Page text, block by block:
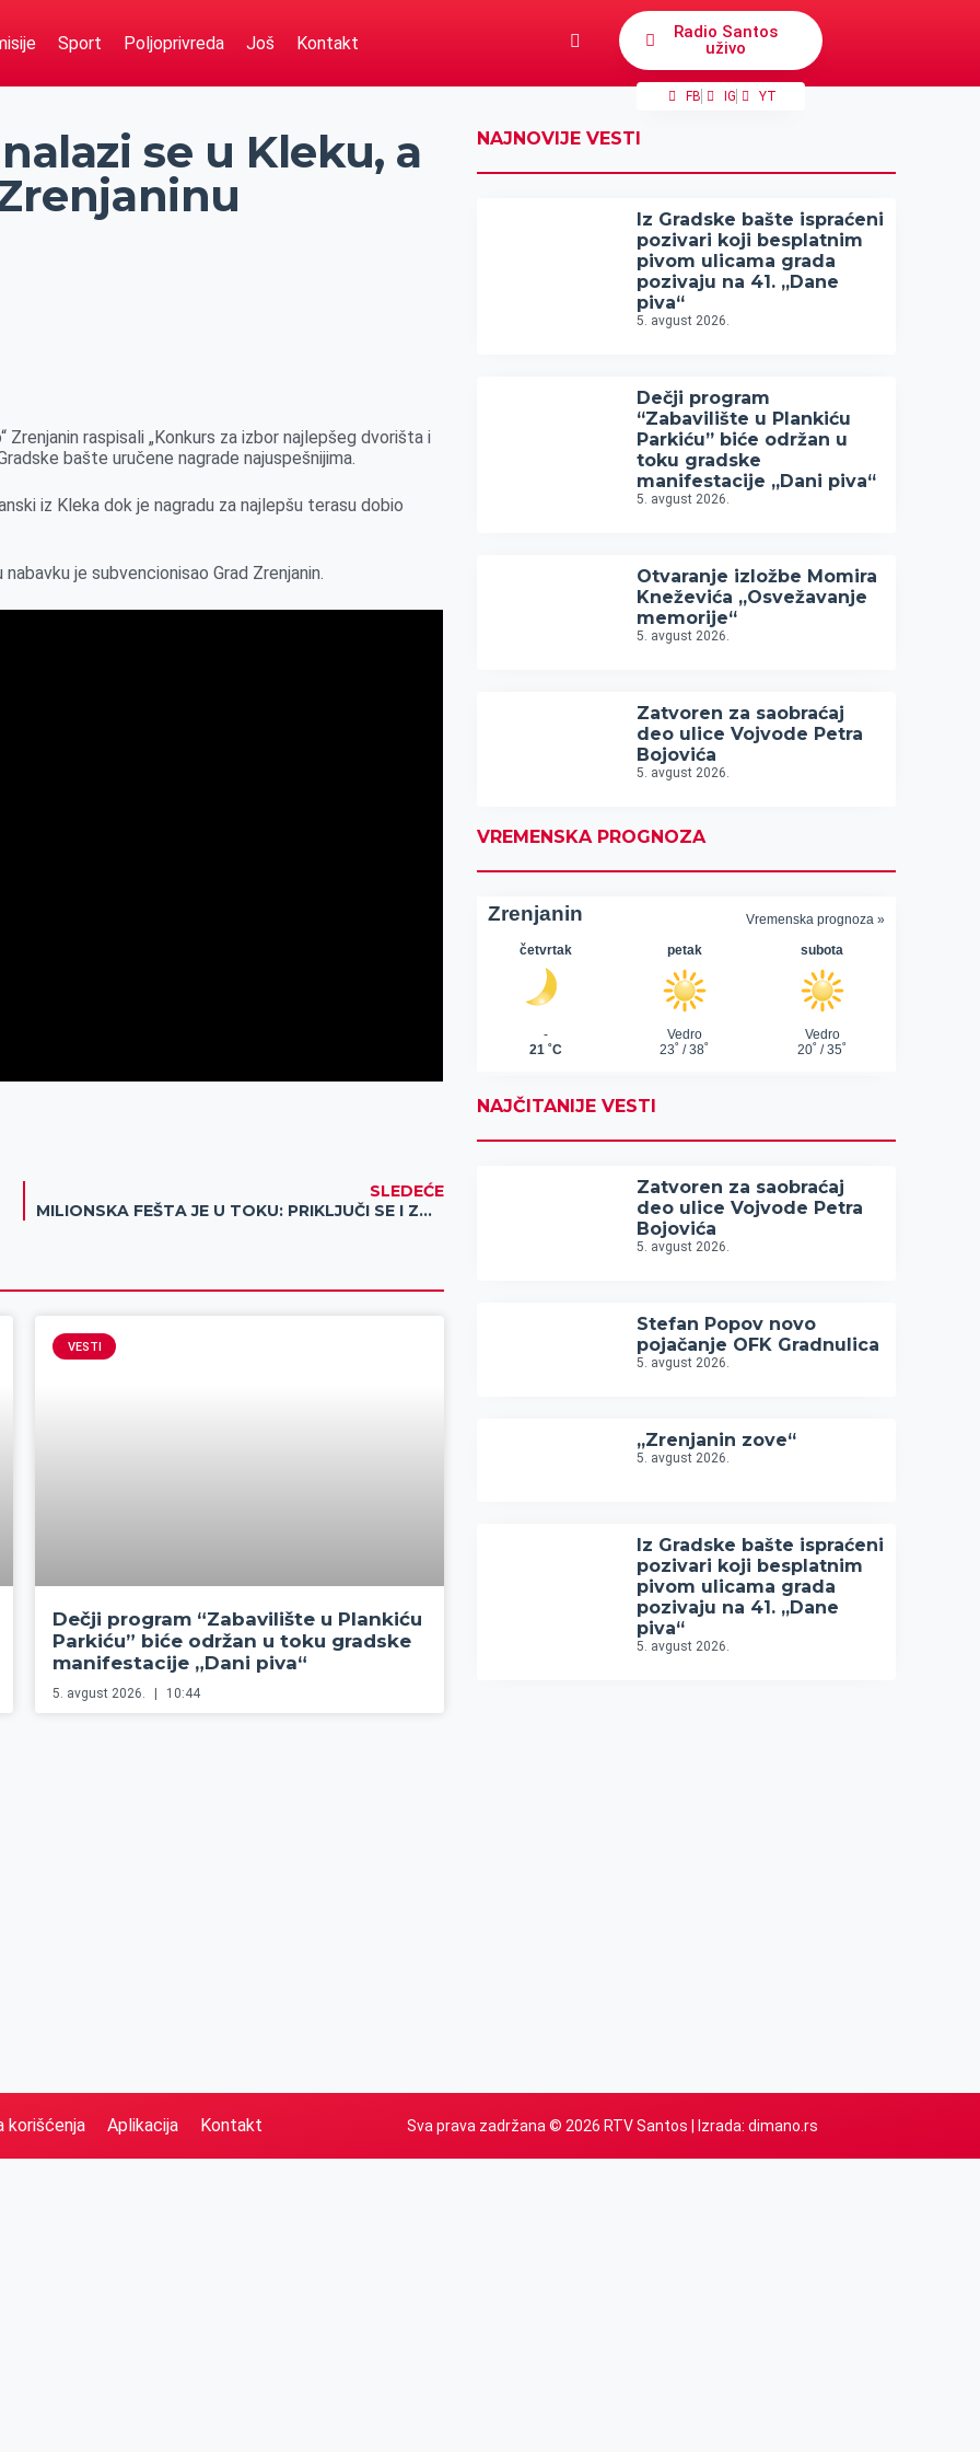
Sport Poljoprivreda Još Kontakt
Radio Santos
uživo
FB IG YT
se u Kleku, a
raspisali „Konkurs za izbor najlepšeg dvorišta i
bašte uručene nagrade najuspešnijima.
iz Kleka dok je nagradu za najlepšu terasu dobio
je subvencionisao Grad Zrenjanin.
SLEDEĆE
MILIONSKA FEŠTA JE U TOKU: PRIKLJUČI SE I ZGRABI KEŠ!
VESTI
Dečji program “Zabavilište u Plankiću
Parkiću” biće održan u toku gradske
manifestacije „Dani piva“
5. avgust 2026. 10:44
NAJNOVIJE VESTI
Iz Gradske bašte ispraćeni
pozivari koji besplatnim
pivom ulicama grada
pozivaju na 41. „Dane
piva“
5. avgust 2026.
Dečji program
“Zabavilište u Plankiću
Parkiću” biće održan u
toku gradske
manifestacije „Dani piva“
5. avgust 2026.
Otvaranje izložbe Momira
Kneževića „Osvežavanje
memorije“
5. avgust 2026.
Zatvoren za saobraćaj
deo ulice Vojvode Petra
Bojovića
5. avgust 2026.
VREMENSKA PROGNOZA
NAJČITANIJE VESTI
Zatvoren za saobraćaj
deo ulice Vojvode Petra
Bojovića
5. avgust 2026.
Stefan Popov novo
pojačanje OFK Gradnulica
5. avgust 2026.
„Zrenjanin zove“
5. avgust 2026.
Iz Gradske bašte ispraćeni
pozivari koji besplatnim
pivom ulicama grada
pozivaju na 41. „Dane
piva“
5. avgust 2026.
korišćenja Aplikacija Kontakt Sva prava zadržana © 2026 RTV Santos | Izrada: dimano.rs